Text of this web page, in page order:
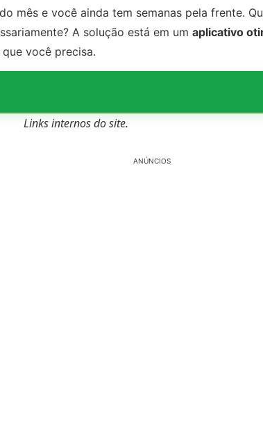
mês e você ainda tem semanas pela frente.
A solução está em um aplicativo
você precisa.
Links internos do site.
ANÚNCIOS